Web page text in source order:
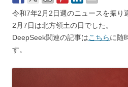
令和7年2月2日週のニュースを振り
2月7日は北方領土の日でした。
DeepSeek関連の記事はこちらに随
す。